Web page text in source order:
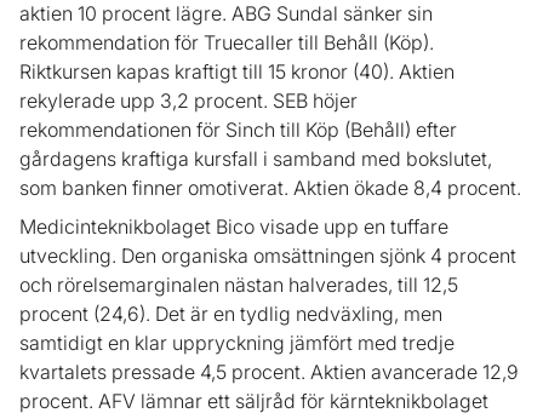
aktien 10 procent lägre. ABG Sundal sänker sin
rekommendation för Truecaller till Behåll (Köp).
Riktkursen kapas kraftigt till 15 kronor (40). Aktien
rekylerade upp 3,2 procent. SEB höjer
rekommendationen för Sinch till Köp (Behåll) efter
gårdagens kraftiga kursfall i samband med bokslutet,
som banken finner omotiverat. Aktien ökade 8,4 procent.
Medicinteknikbolaget Bico visade upp en tuffare
utveckling. Den organiska omsättningen sjönk 4 procent
och rörelsemarginalen nästan halverades, till 12,5
procent (24,6). Det är en tydlig nedväxling, men
samtidigt en klar uppryckning jämfört med tredje
kvartalets pressade 4,5 procent. Aktien avancerade 12,9
procent. AFV lämnar ett säljråd för kärnteknikbolaget